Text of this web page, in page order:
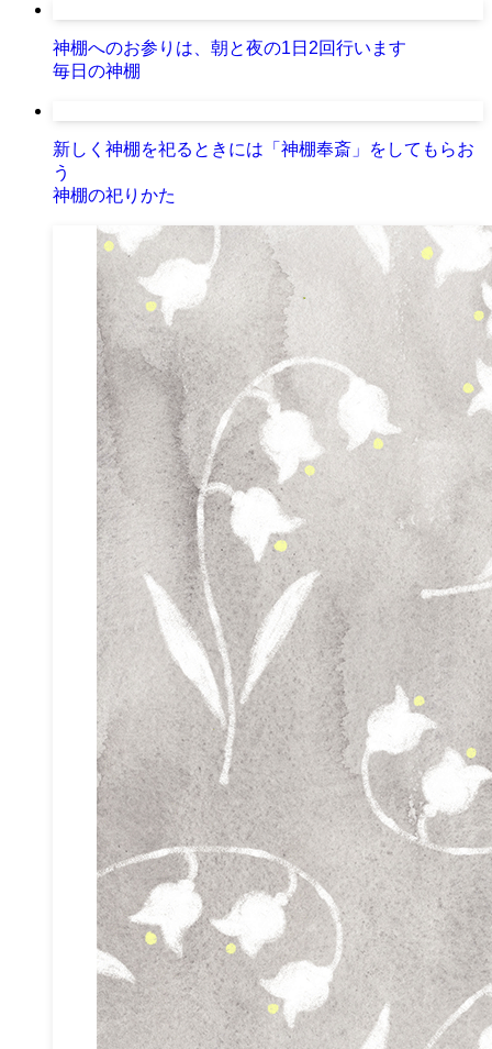
神棚へのお参りは、朝と夜の1日2回行います
毎日の神棚
新しく神棚を祀るときには「神棚奉斎」をしてもらお
う
神棚の祀りかた